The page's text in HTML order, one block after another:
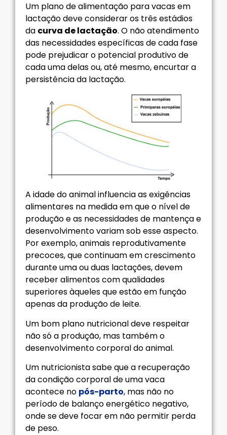
Um plano de alimentação para vacas em
lactação deve considerar os três estádios
da curva de lactação. O não atendimento
das necessidades específicas de cada fase
pode prejudicar o potencial produtivo de
cada uma delas ou, até mesmo, encurtar a
persistência da lactação.
A idade do animal influencia as exigências
alimentares na medida em que o nível de
produção e as necessidades de mantença e
desenvolvimento variam sob esse aspecto.
Por exemplo, animais reprodutivamente
precoces, que continuam em crescimento
durante uma ou duas lactações, devem
receber alimentos com qualidades
superiores àqueles que estão em função
apenas da produção de leite.
Um bom plano nutricional deve respeitar
não só a produção, mas também o
desenvolvimento corporal do animal.
Um nutricionista sabe que a recuperação
da condição corporal de uma vaca
acontece no pós-parto, mas não no
período de balanço energético negativo,
onde se deve focar em não permitir perda
de peso.